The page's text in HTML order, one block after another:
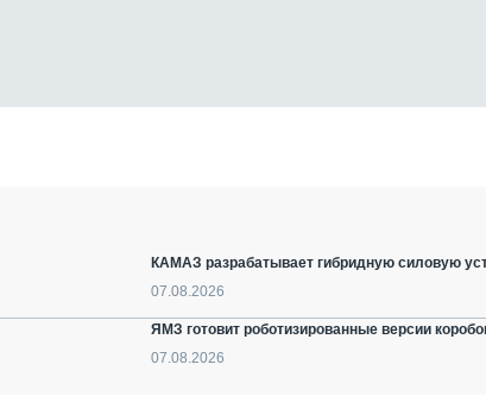
КАМАЗ разрабатывает гибридную силовую
07.08.2026
ЯМЗ готовит роботизированные версии
07.08.2026